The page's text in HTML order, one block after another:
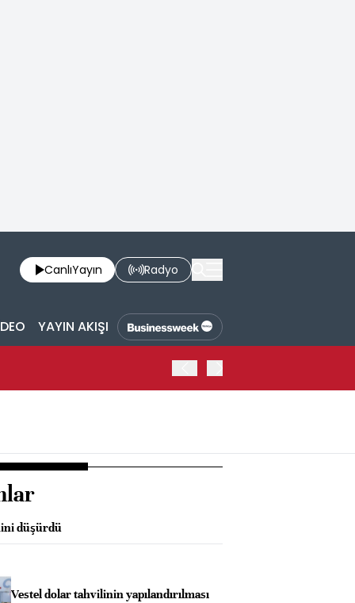
CanlıYayın Radyo
YAYIN AKIŞI
düşürdü
Vestel dolar tahvilinin yapılandırılması